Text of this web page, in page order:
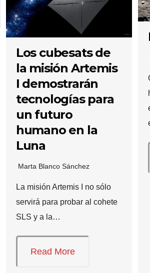
Los cubesats de
la misión Artemis
I demostrarán
tecnologías para
un futuro
humano en la
Luna
Marta Blanco Sánchez
La misión Artemis I no sólo
servirá para probar al cohete
SLS y a la…
Read More